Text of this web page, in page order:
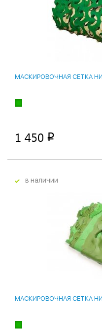
МАСКИРОВОЧНАЯ СЕТКА
1 450 p
в наличии
МАСКИРОВОЧНАЯ СЕТКА